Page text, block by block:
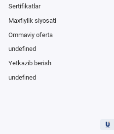
Sertifikatlar
Maxfiylik siyosati
Ommaviy oferta
undefined
Yetkazib berish
undefined